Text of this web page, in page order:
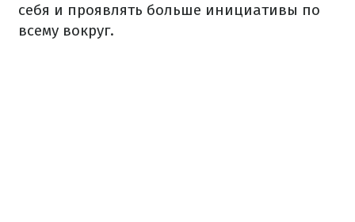
себя и проявлять больше инициативы по
всему вокруг.